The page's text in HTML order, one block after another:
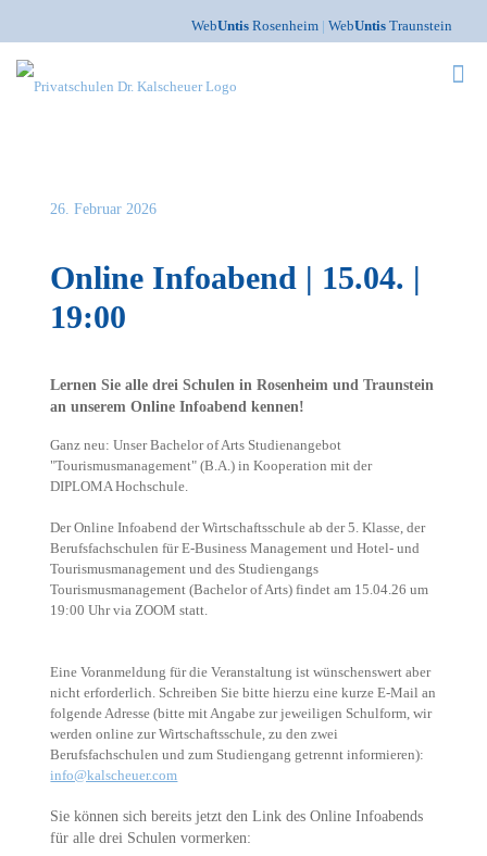
WebUntis Rosenheim | WebUntis Traunstein
26. Februar 2026
Online Infoabend | 15.04. |
19:00
Lernen Sie alle drei Schulen in Rosenheim und Traunstein
an unserem Online Infoabend kennen!
Ganz neu: Unser Bachelor of Arts Studienangebot
"Tourismusmanagement" (B.A.) in Kooperation mit der
DIPLOMA Hochschule.
Der Online Infoabend der Wirtschaftsschule ab der 5. Klasse, der
Berufsfachschulen für E-Business Management und Hotel- und
Tourismusmanagement und des Studiengangs
Tourismusmanagement (Bachelor of Arts) findetam 15.04.26 um
19:00 Uhr via ZOOM statt.
Eine Voranmeldung für die Veranstaltung ist wünschenswert aber
nicht erforderlich. Schreiben Sie bitte hierzu eine kurze E-Mail an
folgende Adresse (bitte mit Angabe zur jeweiligen Schulform, wir
werden online zur Wirtschaftsschule, zu den zwei
Berufsfachschulen und zum Studiengang getrennt informieren):
info@kalscheuer.com
Sie können sich bereits jetzt den Link des Online Infoabends
für alle drei Schulen vormerken: